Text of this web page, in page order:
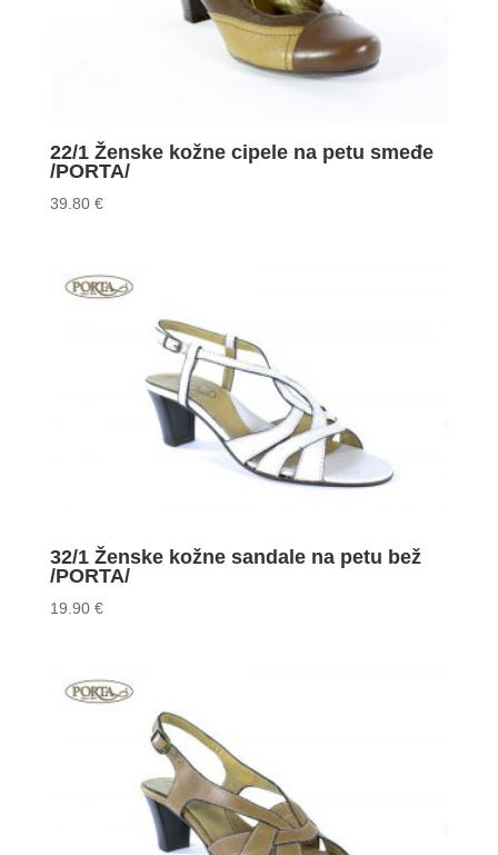
22/1 Ženske kožne cipele na petu smeđe
/PORTA/
39.80 €
32/1 Ženske kožne sandale na petu bež
/PORTA/
19.90 €